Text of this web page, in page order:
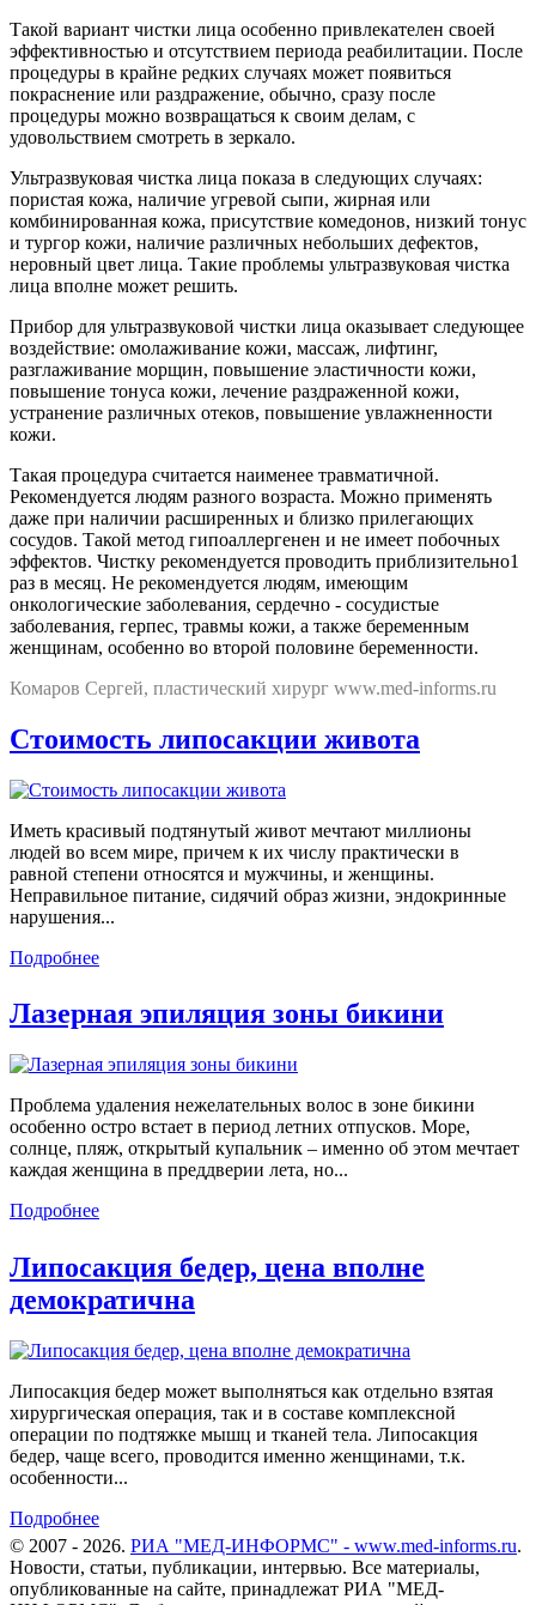
Такой вариант чистки лица особенно привлекателен своей
эффективностью и отсутствием периода реабилитации. После
процедуры в крайне редких случаях может появиться
покраснение или раздражение, обычно, сразу после
процедуры можно возвращаться к своим делам, с
удовольствием смотреть в зеркало.
Ультразвуковая чистка лица показа в следующих случаях:
пористая кожа, наличие угревой сыпи, жирная или
комбинированная кожа, присутствие комедонов, низкий тонус
и тургор кожи, наличие различных небольших дефектов,
неровный цвет лица. Такие проблемы ультразвуковая чистка
лица вполне может решить.
Прибор для ультразвуковой чистки лица оказывает следующее
воздействие: омолаживание кожи, массаж, лифтинг,
разглаживание морщин, повышение эластичности кожи,
повышение тонуса кожи, лечение раздраженной кожи,
устранение различных отеков, повышение увлажненности
кожи.
Такая процедура считается наименее травматичной.
Рекомендуется людям разного возраста. Можно применять
даже при наличии расширенных и близко прилегающих
сосудов. Такой метод гипоаллергенен и не имеет побочных
эффектов. Чистку рекомендуется проводить приблизительно1
раз в месяц. Не рекомендуется людям, имеющим
онкологические заболевания, сердечно - сосудистые
заболевания, герпес, травмы кожи, а также беременным
женщинам, особенно во второй половине беременности.
Комаров Сергей, пластический хирург www.med-informs.ru
Стоимость липосакции живота
Иметь красивый подтянутый живот мечтают миллионы
людей во всем мире, причем к их числу практически в
равной степени относятся и мужчины, и женщины.
Неправильное питание, сидячий образ жизни, эндокринные
нарушения...
Подробнее
Лазерная эпиляция зоны бикини
Проблема удаления нежелательных волос в зоне бикини
особенно остро встает в период летних отпусков. Море,
солнце, пляж, открытый купальник – именно об этом мечтает
каждая женщина в преддверии лета, но...
Подробнее
Липосакция бедер, цена вполне
демократична
Липосакция бедер может выполняться как отдельно взятая
хирургическая операция, так и в составе комплексной
операции по подтяжке мышц и тканей тела. Липосакция
бедер, чаще всего, проводится именно женщинами, т.к.
особенности...
Подробнее
© 2007 - 2026. РИА "МЕД-ИНФОРМС" - www.med-informs.ru.
Новости, статьи, публикации, интервью. Все материалы,
опубликованные на сайте, принадлежат РИА "МЕД-